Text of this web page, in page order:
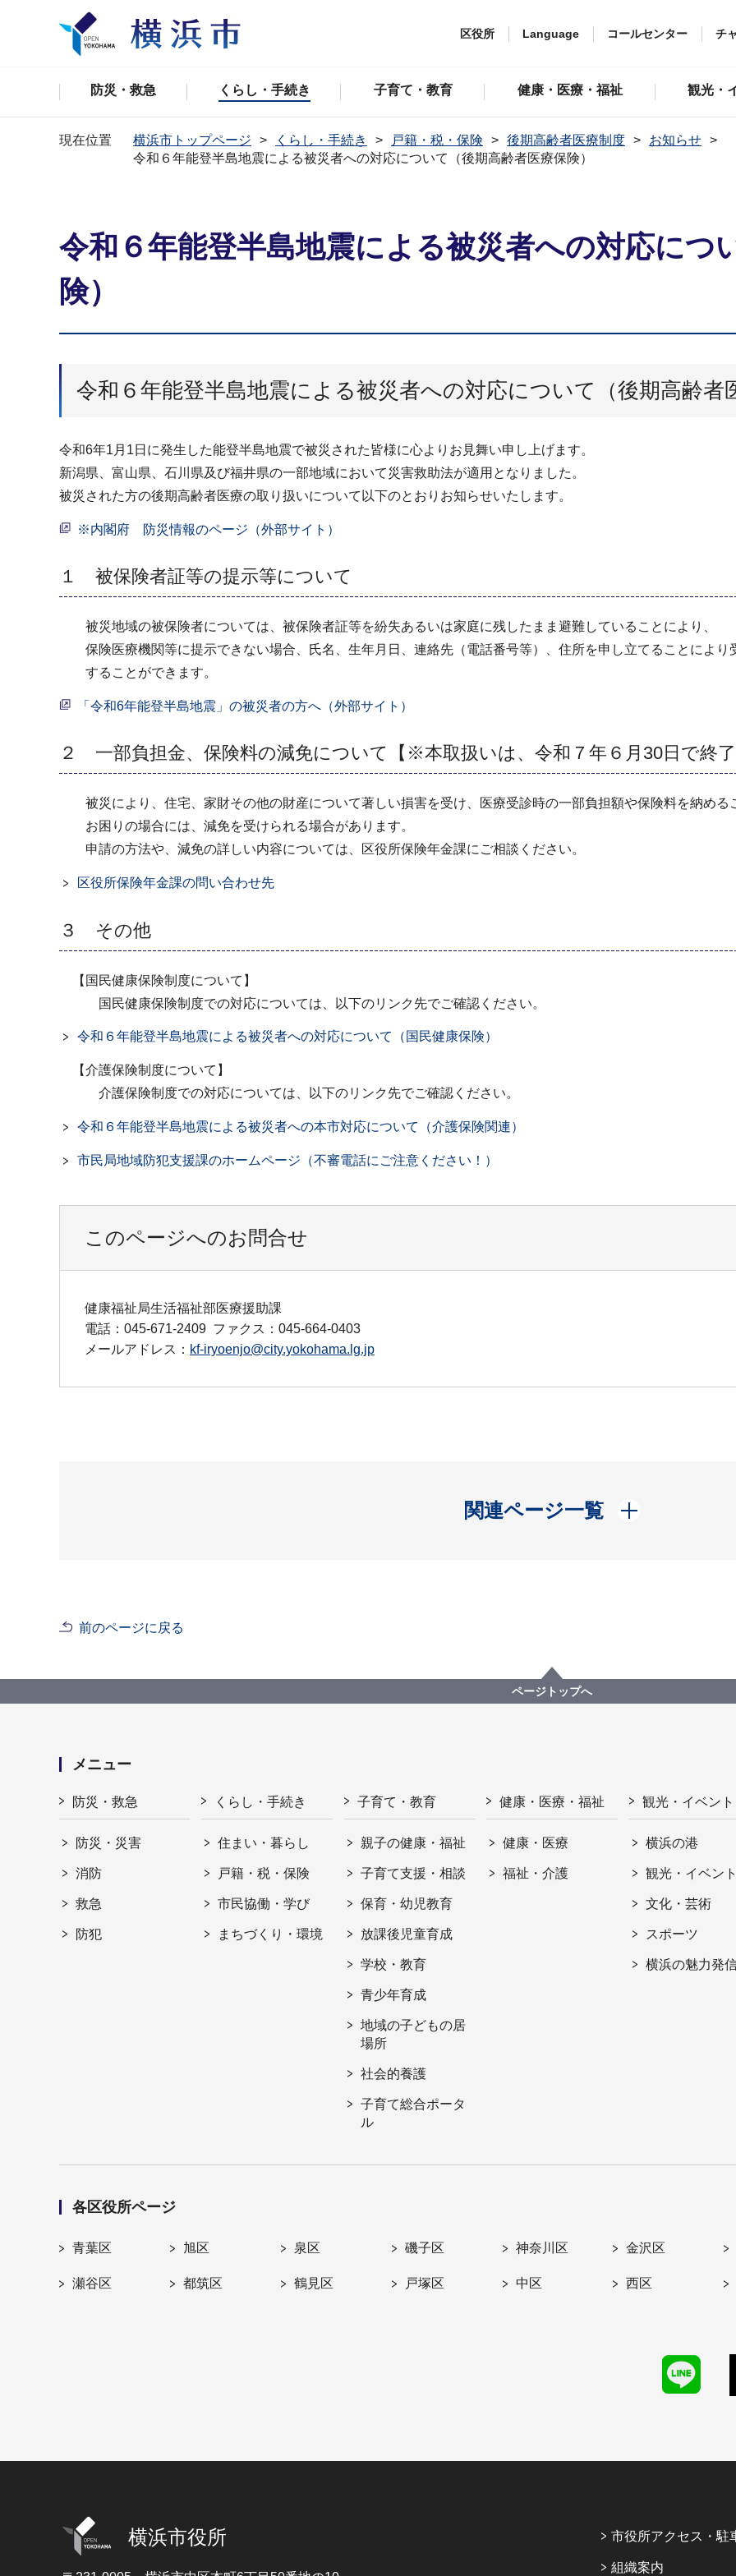
区役所 Language コールセンター チ
防災・救急 くらし・手続き 子育て・教育 健康・医療・福祉 観光・
現在位置 横浜市トップページ くらし・手続き 戸籍・税・保険 後期高齢者医療制度
お知らせ
令和６年能登半島地震による被災者への対応について（後期高齢者医療保険）
令和６年能登半島地震による被災者への対応につ
険）
令和６年能登半島地震による被災者への対応について（後期高齢者
令和6年1月1日に発生した能登半島地震で被災された皆様に心より
新潟県、富山県、石川県及び福井県の一部地域において災害救助法が適用となりました。
被災された方の後期高齢者医療の取り扱いについて以下のとおりお知らせいたします。
※内閣府 防災情報のページ（外部サイト）
１ 被保険者証等の提示等について
被災地域の被保険者については、被保険者証等を紛失あるいは家庭に残したまま避難していることにより、
保険医療機関等に提示できない場合、氏名、生年月日、連絡先（電話番号等）、住所を申し立てることにより
することができます。
「令和6年能登半島地震」の被災者の方へ（外部サイト）
２ 一部負担金、保険料の減免について【※本取扱いは、令和７年６月30日で終了
被災により、住宅、家財その他の財産について著しい損害を受け、医療受診時の一部負担額や保険料を納める
お困りの場合には、減免を受けられる場合があります。
申請の方法や、減免の詳しい内容については、区役所保険年金課にご相談ください。
区役所保険年金課の問い合わせ先
３ その他
【国民健康保険制度について】
国民健康保険制度での対応については、以下のリンク先でご確認ください。
令和６年能登半島地震による被災者への対応について（国民健康保険）
【介護保険制度について】
介護保険制度での対応については、以下のリンク先でご確認ください。
令和６年能登半島地震による被災者への本市対応について（介護保険関連）
市民局地域防犯支援課のホームページ（不審電話にご注意ください！）
このページへのお問合せ
健康福祉局生活福祉部医療援助課
電話：045-671-2409 ファクス：045-664-0403
メールアドレス： kf-iryoenjo@city.yokohama.lg.jp
関連ページ一覧
開く
前のページに戻る
ページトップへ
メニュー
防災・救急
防災・災害
消防
救急
防犯
くらし・手続き
住まい・暮らし
戸籍・税・保険
市民協働・学び
まちづくり・環境
子育て・教育
親子の健康・福祉
子育て支援・相談
保育・幼児教育
放課後児童育成
学校・教育
青少年育成
地域の子どもの居
場所
社会的養護
子育て総合ポータ
ル
健康・医療・福祉
健康・医療
福祉・介護
観光・イベント
横浜の港
観光・イベント
文化・芸術
スポーツ
横浜の魅力発
各区役所ページ
青葉区 旭区 泉区 磯子区 神奈川区 金沢区
瀬谷区 都筑区 鶴見区 戸塚区 中区 西区
横浜市役所 市役所アクセス・駐
組織案内